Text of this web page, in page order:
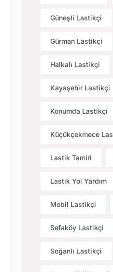
Güneşli Lastikçi
Gürman Lastikçi
Halkalı Lastikçi
Kayaşehir Lastikçi
Konumda Lastikçi
Küçükçekmece
Lastik Tamiri
Lastik Yol Yardım
Mobil Lastikçi
Sefaköy Lastikçi
Soğanlı Lastikçi